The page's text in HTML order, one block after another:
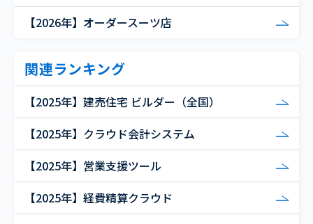
【2026年】オーダースーツ店
関連ランキング
【2025年】建売住宅 ビルダー（全国）
【2025年】クラウド会計システム
【2025年】営業支援ツール
【2025年】経費精算クラウド